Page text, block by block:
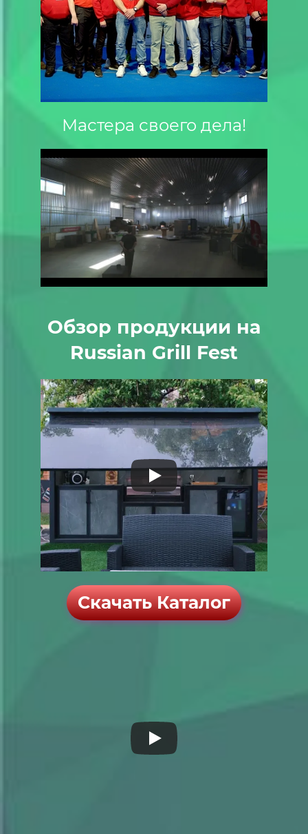
Мастера своего дела!
Обзор продукции на
Russian Grill Fest
Скачать Каталог